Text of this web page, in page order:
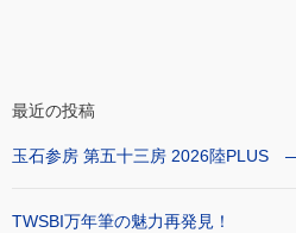
最近の投稿
玉石参房 第五十三房 2026陸PLUS
TWSBI万年筆の魅力再発見！